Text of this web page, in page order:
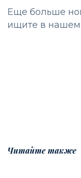
Еще больше
ищите в нашем
Читайте также